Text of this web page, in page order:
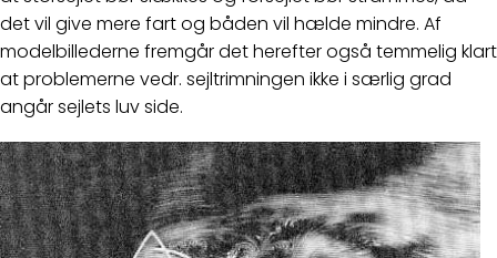
det vil give mere fart og båden vil hælde mindre. Af
modelbillederne fremgår det herefter også temmelig klart
at problemerne vedr. sejltrimningen ikke i særlig grad
angår sejlets luv side.